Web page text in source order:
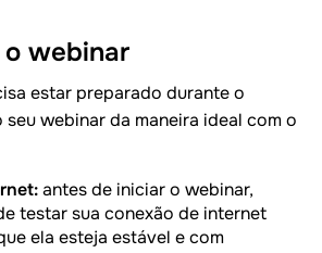
o webinar
estar preparado durante o
webinar da maneira ideal com o
antes de iniciar o webinar,
testar sua conexão de internet
ela esteja estável e com